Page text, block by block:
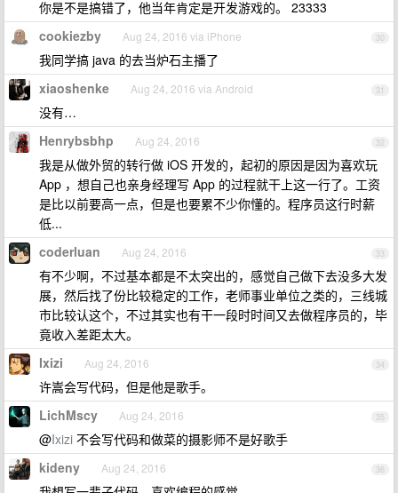
你是不是搞错了，他当年肯定是开发游戏的。 23333
30
cookiezby Aug 24, 2016 via iPhone
我同学搞 java 的去当炉石主播了
31
xiaoshenke Aug 24, 2016 via Android
没有…
32
Henrybsbhp Aug 24, 2016
我是从做外贸的转行做 iOS 开发的，起初的原因是因为喜欢玩
App ，想自己也亲身经理写 App 的过程就干上这一行了。工资
是比以前要高一点，但是也要累不少你懂的。程序员这行时薪
低...
33
coderluan Aug 24, 2016
有不少啊，不过基本都是不太突出的，感觉自己做下去没多大发
展，然后找了份比较稳定的工作，老师事业单位之类的，三线城
市比较认这个，不过其实也有干一段时时间又去做程序员的，毕
竟收入差距太大。
34
Ixizi Aug 24, 2016
许嵩会写代码，但是他是歌手。
35
LichMscy Aug 24, 2016
@Ixizi 不会写代码和做菜的摄影师不是好歌手
36
kideny Aug 24, 2016